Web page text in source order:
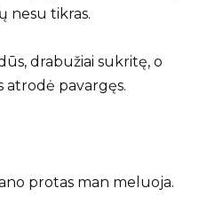
nesu tikras.
drabužiai sukritę, o
atrodė pavargęs.
protas man meluoja.